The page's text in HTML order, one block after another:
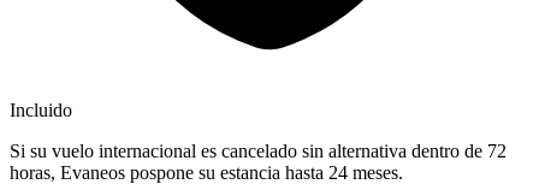
Incluido
Si su vuelo internacional es cancelado sin alternativa dentro de 72
horas, Evaneos pospone su estancia hasta 24 meses.